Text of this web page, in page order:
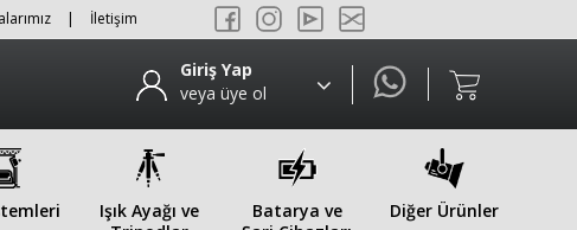
| İletişim
Giriş Yap
veya üye ol
Işık Ayağı ve
Batarya ve
Diğer Ürünler